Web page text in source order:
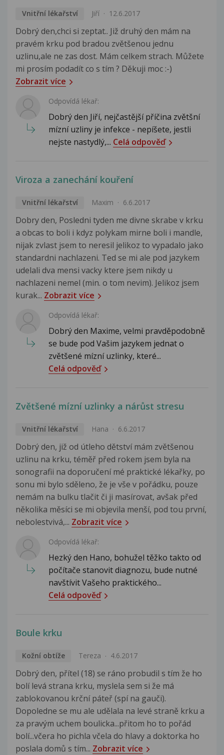
Vnitřní lékařství Jiří 12.6.2017
Dobrý den,chci si zeptat.. Již druhý den mám na
pravém krku pod bradou zvětšenou jednu
uzlinu,ale ne zas dost. Mám celkem strach. Můžete
mi prosím podadít co s tím ? Děkuji moc :-)
Zobrazit více
Odpovídá lékař:
Dobrý den Jiří, nejčastější příčina zvětšní
mízní uzliny je infekce - nepíšete, jestli
nejste nastydlý,... Celá odpověď
Viroza a zanechání kouření
Vnitřní lékařství Maxim 6.6.2017
Dobry den, Posledni tyden me divne skrabe v krku
a obcas to boli i kdyz polykam mirne boli i mandle,
nijak zvlast jsem to neresil jelikoz to vypadalo jako
standardni nachlazeni. Ted se mi ale pod jazykem
udelali dva mensi vacky ktere jsem nikdy u
nachlazeni nemel (min. o tom nevim). Jelikoz jsem
kurak... Zobrazit více
Odpovídá lékař:
Dobrý den Maxime, velmi pravděpodobně
se bude pod Vašim jazykem jednat o
zvětšené mízní uzlinky, které...
Celá odpověď
Zvětšené mízní uzlinky a nárůst stresu
Vnitřní lékařství Hana 6.6.2017
Dobrý den, již od útleho dětství mám zvětšenou
uzlinu na krku, téměř před rokem jsem byla na
sonografii na doporučení mé praktické lékařky, po
sonu mi bylo sděleno, že je vše v pořádku, pouze
nemám na bulku tlačit či ji masírovat, avšak před
několika měsíci se mi objevila menší, pod tou první,
nebolestvivá,... Zobrazit více
Odpovídá lékař:
Hezký den Hano, bohužel těžko takto od
počítače stanovit diagnozu, bude nutné
navštívit Vašeho praktického...
Celá odpověď
Boule krku
Kožní obtíže Tereza 4.6.2017
Dobrý den, přítel (18) se ráno probudil s tím že ho
bolí levá strana krku, myslela sem si že má
zablokovanou krční páteř (spí na gauči).
Dopoledne se mu ale udělala na levé straně krku a
za pravým uchem boulicka...přitom ho to pořád
bolí...včera ho pichla včela do hlavy a doktorka ho
poslala domů s tím... Zobrazit více